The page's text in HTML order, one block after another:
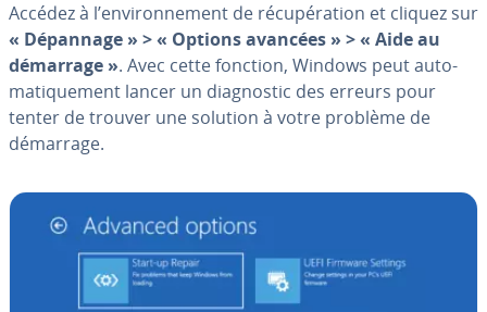
Accédez à l’en­vi­ron­ne­ment de ré­cu­pé­ra­tion et cliquez sur
« Dépannage » > « Options avancées » > « Aide au
démarrage ». Avec cette fonction, Windows peut au­to­
ma­ti­que­ment lancer un diag­nos­tic des erreurs pour
tenter de trouver une solution à votre problème de
démarrage.